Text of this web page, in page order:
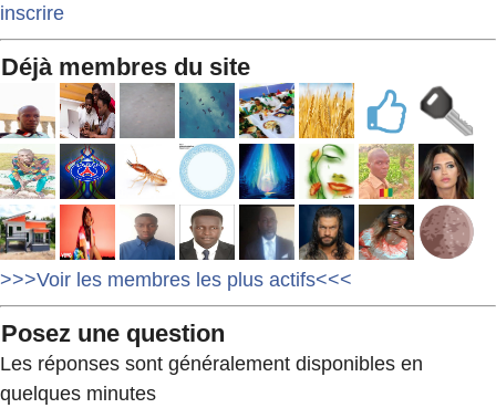
inscrire
Déjà membres du site
>>>Voir les membres les plus actifs<<<
Posez une question
Les réponses sont généralement disponibles en
quelques minutes